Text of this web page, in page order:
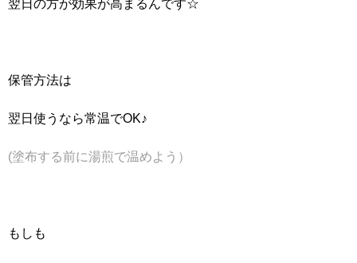
翌日の方が効果が高まるんです☆
保管方法は
翌日使うなら常温でOK♪
(塗布する前に湯煎で温めよう）
もしも